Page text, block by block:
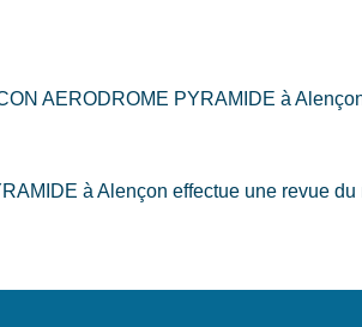
AERODROME PYRAMIDE à
à Alençon effectue une revue